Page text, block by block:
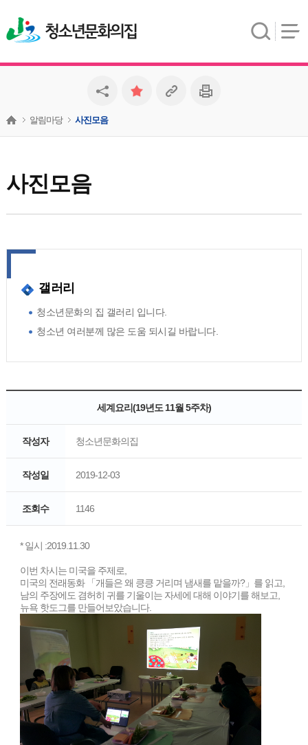
청소년문화의집
사진모음
알림마당 사진모음
갤러리
청소년문화의 집 갤러리 입니다.
청소년 여러분께 많은 도움 되시길 바랍니다.
세계요리(19년도 11월 5주차)
작성자 청소년문화의집
작성일 2019-12-03
조회수 1146
* 일시 :2019.11.30
이번 차시는 미국을 주제로,
미국의 전래동화 「개들은 왜 킁킁 거리며 냄새를 맡을까?」를 읽고,
남의 주장에도 겸허히 귀를 기울이는 자세에 대해 이야기를 해보고,
뉴욕 핫도그를 만들어보았습니다.